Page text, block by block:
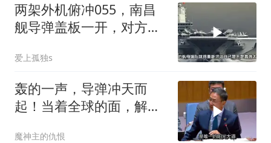
两架外机俯冲055，南昌
舰导弹盖板一开，对方秒
爱上孤独s
轰的一声，导弹冲天而
起！当着全球的面，解放
魔神主的仇恨